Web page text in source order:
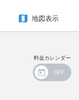
地図表示
料金カレンダー